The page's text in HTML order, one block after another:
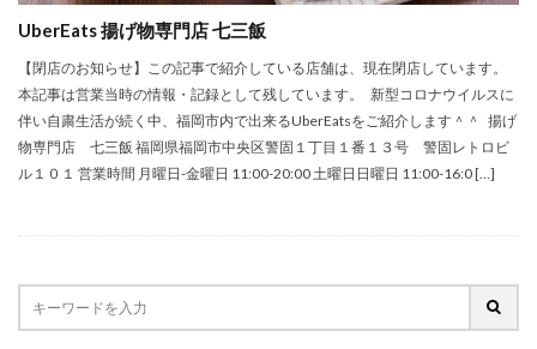
UberEats 揚げ物専門店 七三飯
【閉店のお知らせ】この記事で紹介している店舗は、現在閉店しています。
本記事は営業当時の情報・記録として残しています。 新型コロナウイルスに
伴い自粛生活が続く中、福岡市内で出来るUberEatsをご紹介します＾＾ 揚げ
物専門店 七三飯 福岡県福岡市中央区警固１丁目１番１３号 警固レトロビ
ル１０１ 営業時間 月曜日-金曜日 11:00-20:00 土曜日日曜日 11:00-16:0 […]